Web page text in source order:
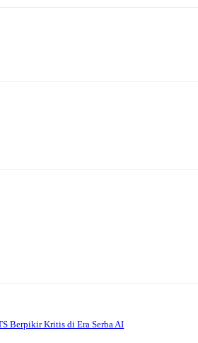
Berpikir Kritis di Era Serba AI